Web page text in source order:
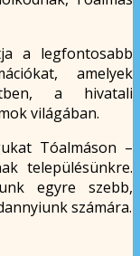
a legfontosabb
amelyek
a hivatali
világában.
Tóalmáson –
településünkre.
egyre szebb,
számára.